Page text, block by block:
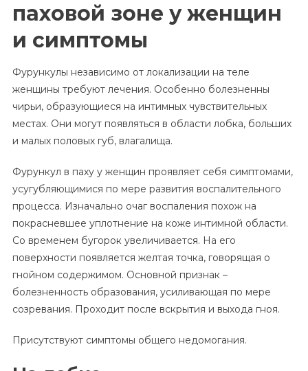
паховой зоне у женщин
и симптомы
Фурункулы независимо от локализации на теле
женщины требуют лечения. Особенно болезненны
чирьи, образующиеся на интимных чувствительных
местах. Они могут появляться в области лобка, больших
и малых половых губ, влагалища.
Фурункул в паху у женщин проявляет себя симптомами,
усугубляющимися по мере развития воспалительного
процесса. Изначально очаг воспаления похож на
покрасневшее уплотнение на коже интимной области.
Со временем бугорок увеличивается. На его
поверхности появляется желтая точка, говорящая о
гнойном содержимом. Основной признак –
болезненность образования, усиливающая по мере
созревания. Проходит после вскрытия и выхода гноя.
Присутствуют симптомы общего недомогания.